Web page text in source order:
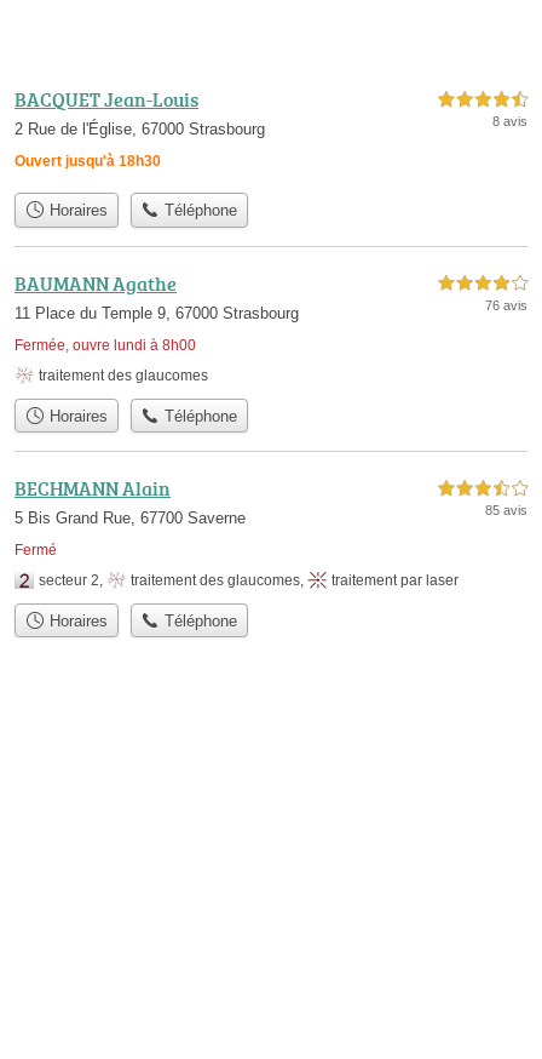
BACQUET Jean-Louis
2 Rue de l'Église, 67000 Strasbourg
Ouvert jusqu'à 18h30
4,5 étoiles sur 5
8 avis
Horaires Téléphone
BAUMANN Agathe
11 Place du Temple 9, 67000 Strasbourg
Fermée, ouvre lundi à 8h00
4,0 étoiles sur 5
76 avis
traitement des glaucomes
Horaires Téléphone
BECHMANN Alain
5 Bis Grand Rue, 67700 Saverne
Fermé
3,5 étoiles sur 5
85 avis
secteur 2, traitement des glaucomes, traitement par laser
Horaires Téléphone